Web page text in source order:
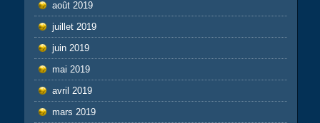
août 2019
juillet 2019
juin 2019
mai 2019
avril 2019
mars 2019